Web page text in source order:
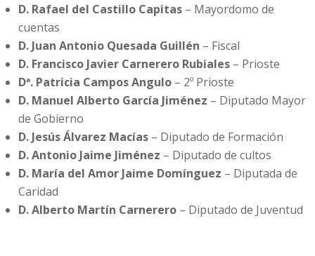
D. Rafael del Castillo Capitas – Mayordomo de
cuentas
D. Juan Antonio Quesada Guillén – Fiscal
D. Francisco Javier Carnerero Rubiales – Prioste
Dª. Patricia Campos Angulo – 2º Prioste
D. Manuel Alberto García Jiménez – Diputado Mayor
de Gobierno
D. Jesús Álvarez Macías – Diputado de Formación
D. Antonio Jaime Jiménez – Diputado de cultos
D. María del Amor Jaime Domínguez – Diputada de
Caridad
D. Alberto Martín Carnerero – Diputado de Juventud